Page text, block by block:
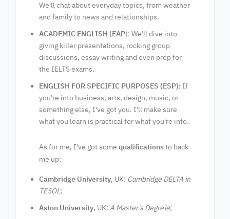
We'll chat about everyday topics, from weather
and family to news and relationships.
ACADEMIC ENGLISH (EAP): We'll dive into
giving killer presentations, rocking group
discussions, essay writing and even prep for
the IELTS exams.
ENGLISH FOR SPECIFIC PURPOSES (ESP): If
you're into business, arts, design, music, or
something else, I've got you. I'll make sure
what you learn is practical for what you're into.
As for me, I've got some qualificationsto back
me up:
Cambridge University, UK: Cambridge DELTA in
TESOL;
Aston University, UK: A Master's Degre]e;